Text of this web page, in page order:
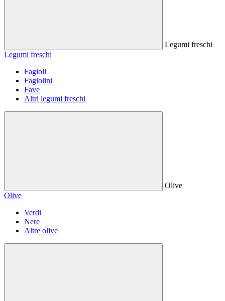
Legumi freschi
Legumi freschi
Fagioli
Fagiolini
Fave
Altri legumi freschi
Olive
Olive
Verdi
Nere
Altre olive